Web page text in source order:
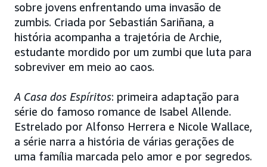
sobre jovens enfrentando uma invasão de
zumbis. Criada por Sebastián Sariñana, a
história acompanha a trajetória de Archie,
estudante mordido por um zumbi que luta para
sobreviver em meio ao caos.
A Casa dos Espíritos: primeira adaptação para
série do famoso romance de Isabel Allende.
Estrelado por Alfonso Herrera e Nicole Wallace,
a série narra a história de várias gerações de
uma família marcada pelo amor e por segredos.